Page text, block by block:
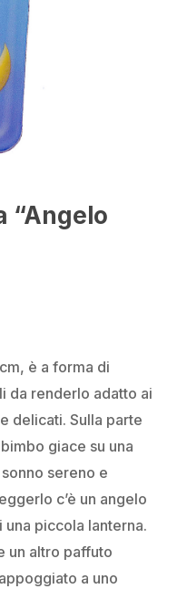
“Angelo
è a forma di
da renderlo adatto ai
delicati. Sulla parte
giace su una
sereno e
c’è un angelo
piccola lanterna.
un altro paffuto
a uno